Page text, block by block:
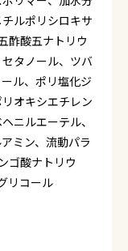
ルポリシロキサ
酢酸五ナトリウ
タノール、ツバ
ル、ポリ塩化ジ
オキシエチレン
ニルエーテル、
ミン、流動パラ
ゴ酸ナトリウ
リコール